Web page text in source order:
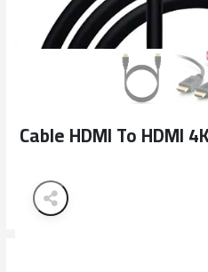
Cable HDMI To HDMI